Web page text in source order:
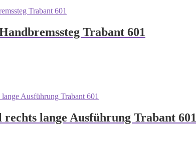
Trabant 601
rechts lange Ausführung Trabant 601